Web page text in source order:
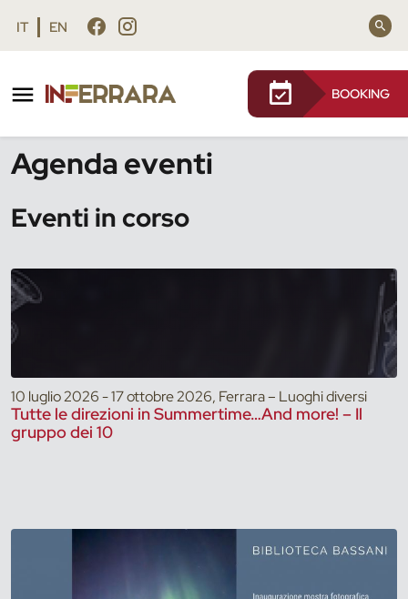
Vai al contenuto principale
Vai al footer
IT EN
BOOKING
Agenda eventi
Eventi in corso
10 luglio 2026 - 17 ottobre 2026, Ferrara – Luoghi diversi
Tutte le direzioni in Summertime…And more! – Il
gruppo dei 10